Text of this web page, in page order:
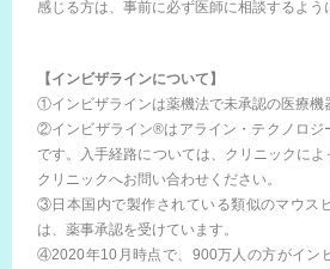
感じる方は、事前に必ず医師に相談するよう
【インビザラインについて】
①インビザラインは薬機法で未承認の医療機
②インビザライン®はアライン・テクノロジ
です。入手経路については、クリニックに
クリニックへお問い合わせください。
③日本国内で製作されている類似のマウス
は、薬事承認を受けています。
④2020年10月時点で、900万人の方がイン